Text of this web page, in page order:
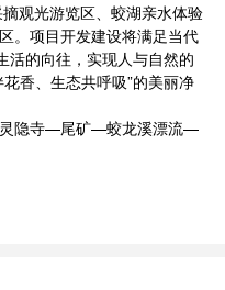
光游览区、蛟湖亲水体验
。项目开发建设将满足当代
活的向往，实现人与自然的
香、生态共呼吸”的美丽净
隐寺—尾矿—蛟龙溪漂流—